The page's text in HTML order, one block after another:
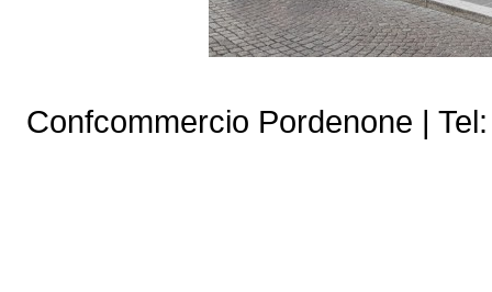
Confcommercio Pordenone |